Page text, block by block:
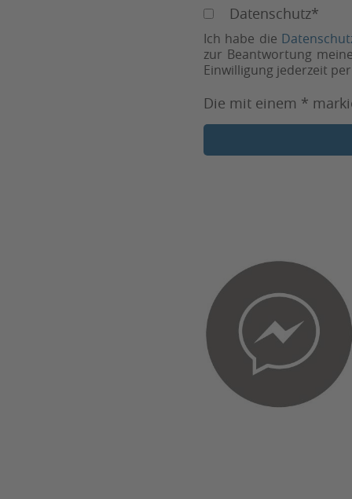
Datenschutz*
Ich habe die
zur Beantwortung
Einwilligung jederzeit
Die mit einem *